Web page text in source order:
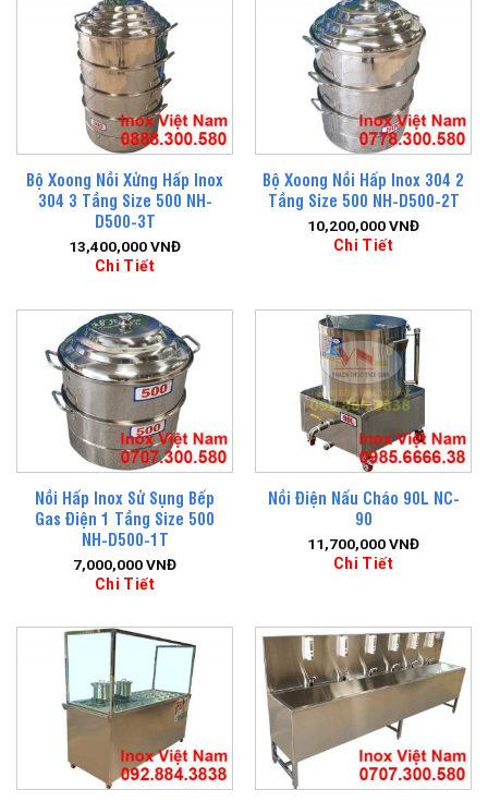
Bộ Xoong Nồi Xửng Hấp Inox
304 3 Tầng Size 500 NH-
D500-3T
13,400,000VNĐ
Chi Tiết
Bộ Xoong Nồi Hấp Inox 304 2
Tầng Size 500 NH-D500-2T
10,200,000VNĐ
Chi Tiết
Nồi Hấp Inox Sử Sụng Bếp
Gas Điện 1 Tầng Size 500
NH-D500-1T
7,000,000VNĐ
Chi Tiết
Nồi Điện Nấu Cháo 90L NC-
90
11,700,000VNĐ
Chi Tiết